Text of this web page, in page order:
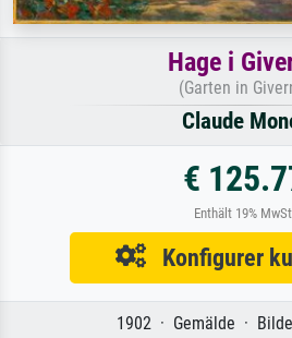
Hage i
(Garten in
Claude
€
Enthält 19%
Konfigurer
1902 · Gemälde ·